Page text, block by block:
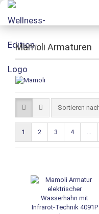
Mamoli Armaturen
Sortieren
1 2 3 4